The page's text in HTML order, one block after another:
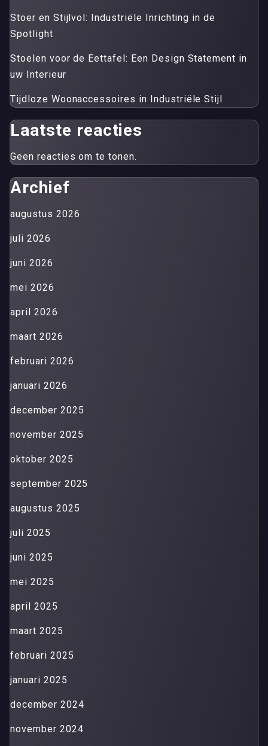
Stoer en Stijlvol: Industriële Inrichting in de
Spotlight
Stoelen voor de Eettafel: Een Design Statement in
uw Interieur
Tijdloze Woonaccessoires in Industriële Stijl
Laatste reacties
Geen reacties om te tonen.
Archief
augustus 2026
juli 2026
juni 2026
mei 2026
april 2026
maart 2026
februari 2026
januari 2026
december 2025
november 2025
oktober 2025
september 2025
augustus 2025
juli 2025
juni 2025
mei 2025
april 2025
maart 2025
februari 2025
januari 2025
december 2024
november 2024